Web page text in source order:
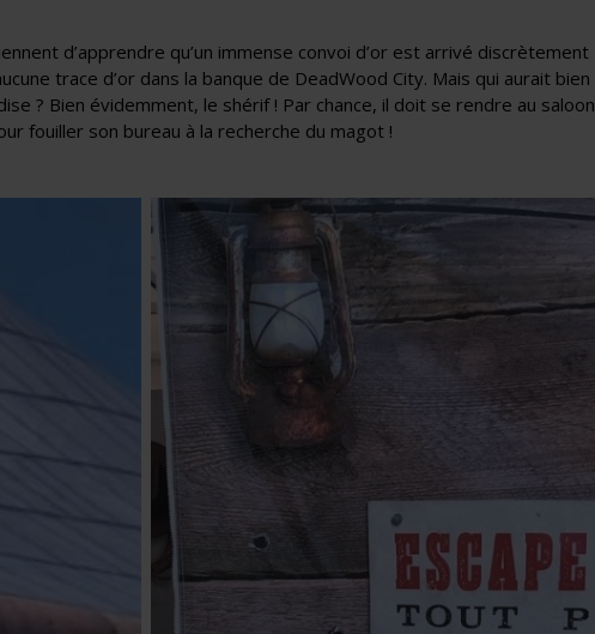
d’apprendre qu’un immense convoi d’or est arrivé discrètement
trace d’or dans la banque de DeadWood City. Mais qui aurait bien
? Bien évidemment, le shérif ! Par chance, il doit se rendre au saloon
fouiller son bureau à la recherche du magot !